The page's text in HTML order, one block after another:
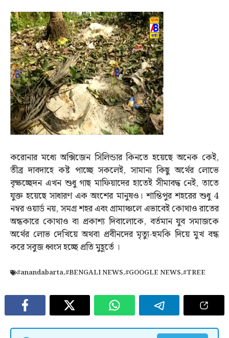
করোনার মধ্যে অক্সিজেন সিলিন্ডার কিনতে হয়েছে অনেক কেই,
তীব্র দাবদাহে কষ্ট পাচ্ছে সকলেই, সামান্য কিছু অর্থের লোভে
বৃক্ষচ্ছেদন এখন শুধু গাছ মাফিয়াদের হাতেই সীমাবদ্ধ নেই, তাতে
যুক্ত হয়েছে সাধারণ এক অংশের মানুষও। শান্তিপুর শহরের শুধু 4
নম্বর ওয়ার্ড নয়, সমগ্র শহর এবং গ্রামাঞ্চলে এভাবেই কোথাও রাতের
অন্ধকারে কোথাও বা প্রকাশ্য দিবালোকে, বর্তমান যুব সমাজকে
অর্থের লোভ দেখিয়ে অথবা প্রবীনদের মৃত্যু-হুমকি দিয়ে মুখ বন্ধ
করে সবুজ ধ্বংস হচ্ছে প্রতি মুহূর্তে ।
#anandabarta,#BENGALI NEWS,#GOOGLE NEWS,#TREE